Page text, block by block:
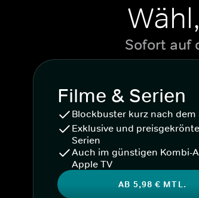
Sofort auf
Filme & Serien
Blockbuster kurz nach dem
Exklusive und
Serien
Auch im günstigen Kombi-
Apple TV
AB 5,98 € MTL.